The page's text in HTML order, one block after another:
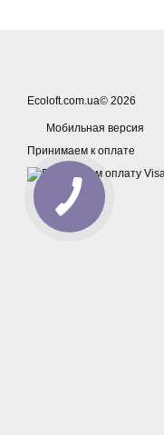
Ecoloft.com.ua© 2026
Мобильная версия
Принимаем к оплате